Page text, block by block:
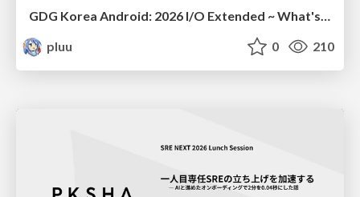
GDG Korea Android: 2026 I/O Extended ~ What's new in Android development tools
pluu
0 210